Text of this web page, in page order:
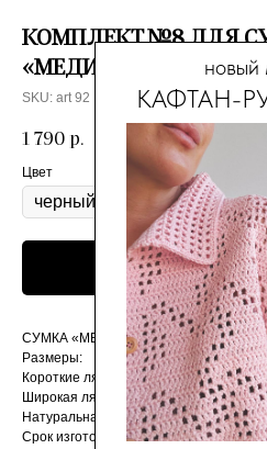
КАФТАН-
новый
КОМПЛЕКТ №8 ДЛЯ
«МЕДИТАЦИЯ»
SKU: art 92
1 790 р.
Цвет
Добавить в
СУМКА «МЕДИТАЦИЯ»
Размеры:
Короткие лямки: 2,5×40 см — 2 шт
Широкая лямка: 3×90 см — 1 шт
Натуральная кожа
Срок изготовления — 3 дня